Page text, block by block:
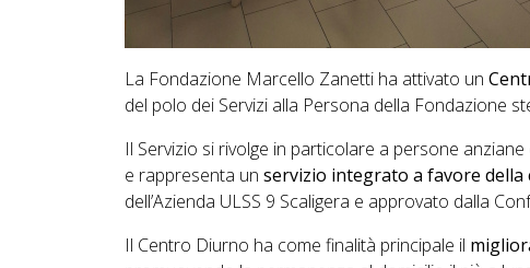
La Fondazione Marcello Zanetti ha attivato un
del polo dei Servizi alla Persona della Fondazione
Il Servizio si rivolge in particolare a persone
e rappresenta un servizio integrato a favore della
dell’Azienda ULSS 9 Scaligera e approvato dalla
Il Centro Diurno ha come finalità principale il